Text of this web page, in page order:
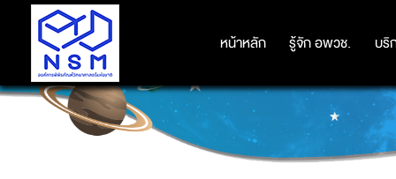
หน้าหลัก รู้จัก อพวช. บริ
หน้าหลัก รู้จัก อพวช. บริ